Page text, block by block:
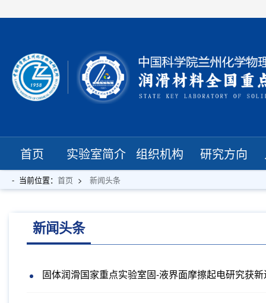
首页 实验室简介 组织机构 研究方向
当前位置： 首页 新闻头条
新闻头条
固体润滑国家重点实验室固-液界面摩擦起电研究获